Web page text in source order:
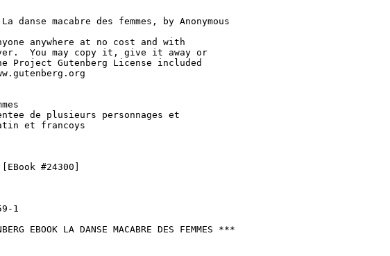
danse macabre des femmes, by Anonymous
anywhere at no cost and with
You may copy it, give it away or
Gutenberg License included
de plusieurs personnages et
et francoys
#24300]
1
EBOOK LA DANSE MACABRE DES FEMMES ***